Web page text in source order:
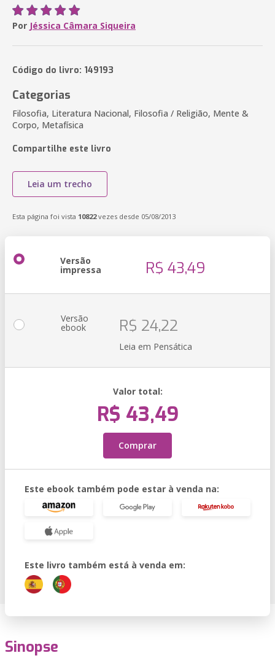
Por Jéssica Câmara Siqueira
Código do livro: 149193
Categorias
Filosofia, Literatura Nacional, Filosofia / Religião, Mente &
Corpo, Metafísica
Compartilhe este livro
Leia um trecho
Esta página foi vista 10822vezes desde 05/08/2013
Versão
impressa R$ 43,49
Versão
ebook R$ 24,22
Leia em Pensática
Valor total:
R$ 43,49
Comprar
Este ebook também pode estar à venda na:
Este livro também está à venda em:
Sinopse